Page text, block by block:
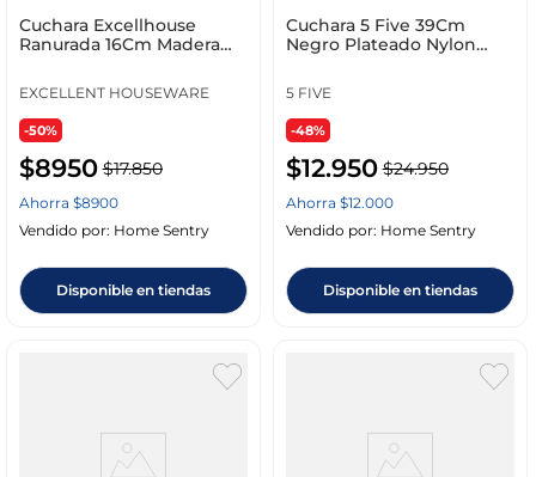
Cuchara Excellhouse
Ranurada 16Cm Madera
EXCELLENT HOUSEWARE
-50%
$8950 $17.850
Ahorra $8900
Vendido por: Home Sentry
Disponible en tiendas
Cuchara 5 Five 39Cm
Negro Plateado Nylon
5 FIVE
-48%
$12.950 $24.950
Ahorra $12.000
Vendido por: Home Sentry
Disponible en tiendas